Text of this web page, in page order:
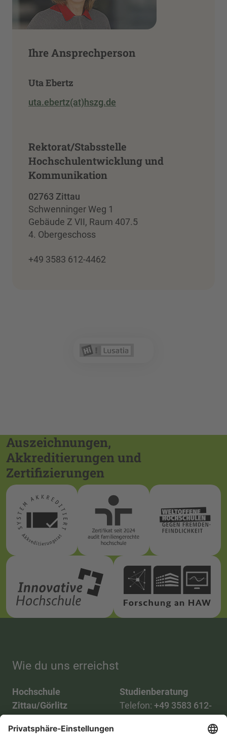
Ihre Ansprechperson
Uta Ebertz
uta.ebertz(at)hszg.de
Rektorat/Stabsstelle
Hochschulentwicklung und
Kommunikation
02763 Zittau
Schwenninger Weg 1
Gebäude Z VII, Raum 407.5
4. Obergeschoss
+49 3583 612-4462
Auszeichnungen,
Akkreditierungen und
Zertifizierungen
Wie du uns erreichst
Hochschule
Zittau/Görlitz
0
Studienberatung
Telefon: +49 3583 612-